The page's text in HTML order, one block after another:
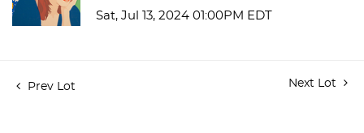
Sat, Jul 13, 2024 01:00PM EDT
Prev Lot Next Lot